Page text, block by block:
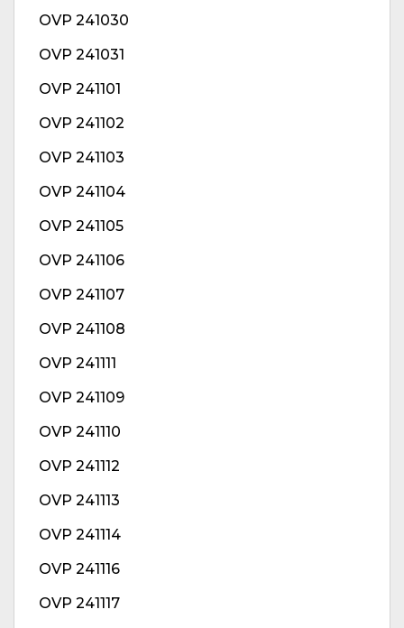
OVP 241030
OVP 241031
OVP 241101
OVP 241102
OVP 241103
OVP 241104
OVP 241105
OVP 241106
OVP 241107
OVP 241108
OVP 241111
OVP 241109
OVP 241110
OVP 241112
OVP 241113
OVP 241114
OVP 241116
OVP 241117